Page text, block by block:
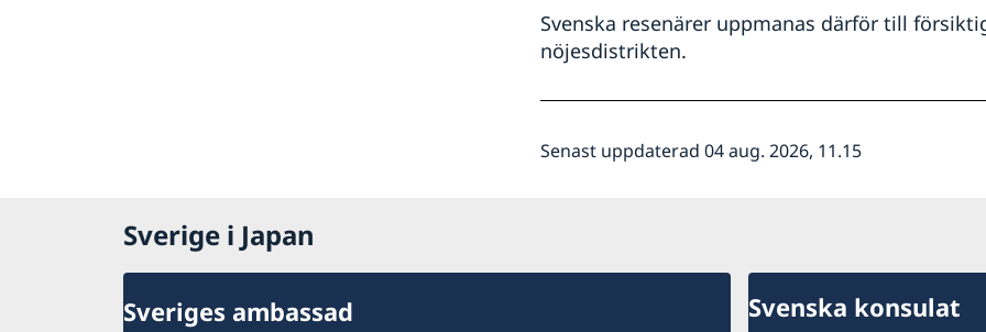
Svenska resenärer uppmanas därför till
nöjesdistrikten.
Senast uppdaterad 04 aug. 2026, 11.15
Sverige i Japan
Sveriges ambassad Svenska konsulat